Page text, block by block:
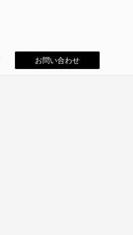
お問い合わせ